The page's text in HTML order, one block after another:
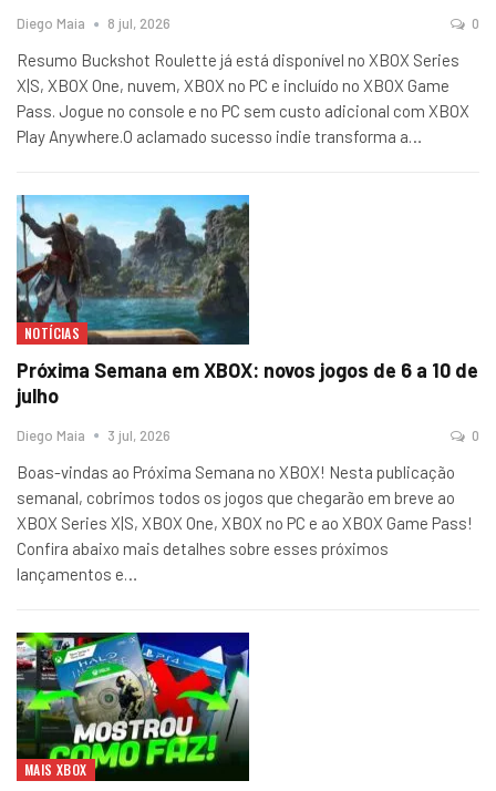
Diego Maia 8 jul, 2026 0
Resumo Buckshot Roulette já está disponível no XBOX Series
X|S, XBOX One, nuvem, XBOX no PC e incluído no XBOX Game
Pass. Jogue no console e no PC sem custo adicional com XBOX
Play Anywhere.O aclamado sucesso indie transforma a…
NOTÍCIAS
Próxima Semana em XBOX: novos jogos de 6 a 10 de
julho
Diego Maia 3 jul, 2026 0
Boas-vindas ao Próxima Semana no XBOX! Nesta publicação
semanal, cobrimos todos os jogos que chegarão em breve ao
XBOX Series X|S, XBOX One, XBOX no PC e ao XBOX Game Pass!
Confira abaixo mais detalhes sobre esses próximos
lançamentos e…
MAIS XBOX